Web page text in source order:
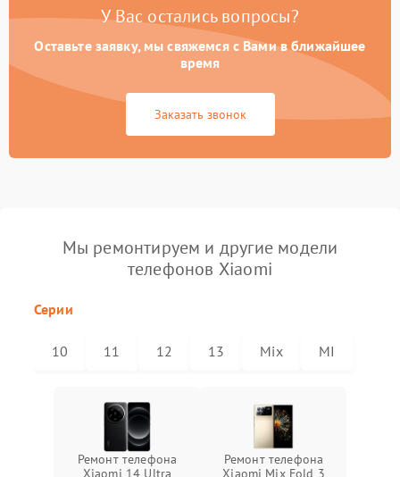
У Вас остались вопросы?
Оставьте заявку, мы свяжемся с Вами в ближайшее
время
Заказать звонок
Мы ремонтируем и другие модели
телефонов Xiaomi
Серии
10 11 12 13 Mix MI
Ремонт телефона
Xiaomi 14 Ultra
Ремонт телефона
Xiaomi Mix Fold 3